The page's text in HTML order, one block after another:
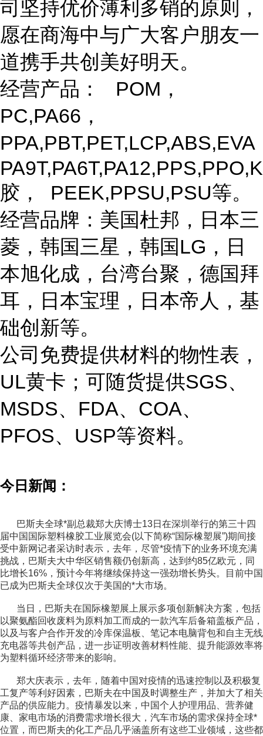
司坚持优价薄利多销的原则，
愿在商海中与广大客户朋友一
道携手共创美好明天。
经营产品： POM，
PC,PA66，
PPA,PBT,PET,LCP,ABS,EVA
PA9T,PA6T,PA12,PPS,PPO,K
胶， PEEK,PPSU,PSU等。
经营品牌：美国杜邦，日本三
菱，韩国三星，韩国LG，日
本旭化成，台湾台聚，德国拜
耳，日本宝理，日本帝人，基
础创新等。
公司免费提供材料的物性表，
UL黄卡；可随货提供SGS、
MSDS、FDA、COA、
PFOS、USP等资料。
今日新闻：
巴斯夫全球*副总裁郑大庆博士13日在深圳举行的第三十四
届中国国际塑料橡胶工业展览会(以下简称“国际橡塑展”)期间接
受中新网记者采访时表示，去年，尽管*疫情下的业务环境充满
挑战，巴斯夫大中华区销售额仍创新高，达到约85亿欧元，同
比增长16%，预计今年将继续保持这一强劲增长势头。目前中国
已成为巴斯夫全球仅次于美国的*大市场。
当日，巴斯夫在国际橡塑展上展示多项创新解决方案，包括
以聚氨酯回收废料为原料加工而成的一款汽车后备箱盖板产品，
以及与客户合作开发的冷库保温板、笔记本电脑背包和自主无线
充电器等共创产品，进一步证明改善材料性能、提升能源效率将
为塑料循环经济带来的影响。
郑大庆表示，去年，随着中国对疫情的迅速控制以及积极复
工复产等利好因素，巴斯夫在中国及时调整生产，并加大了相关
产品的供应能力。疫情暴发以来，中国个人护理用品、营养健
康、家电市场的消费需求增长很大，汽车市场的需求保持全球*
位置，而巴斯夫的化工产品几乎涵盖所有这些工业领域，这些都